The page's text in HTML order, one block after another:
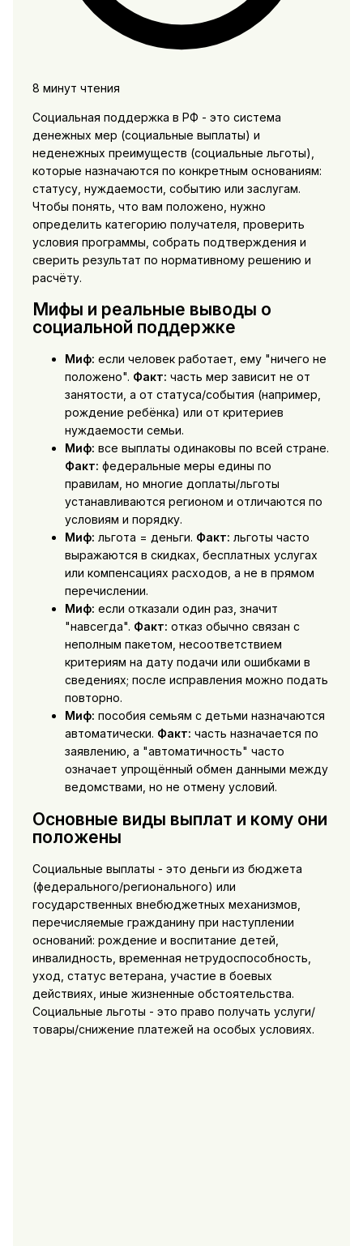
8 минут чтения
Социальная поддержка в РФ - это система
денежных мер (социальные выплаты) и
неденежных преимуществ (социальные льготы),
которые назначаются по конкретным основаниям:
статусу, нуждаемости, событию или заслугам.
Чтобы понять, что вам положено, нужно
определить категорию получателя, проверить
условия программы, собрать подтверждения и
сверить результат по нормативному решению и
расчёту.
Мифы и реальные выводы о
социальной поддержке
Миф: если человек работает, ему "ничего не
положено". Факт: часть мер зависит не от
занятости, а от статуса/события (например,
рождение ребёнка) или от критериев
нуждаемости семьи.
Миф: все выплаты одинаковы по всей стране.
Факт: федеральные меры едины по
правилам, но многие доплаты/льготы
устанавливаются регионом и отличаются по
условиям и порядку.
Миф: льгота = деньги. Факт: льготы часто
выражаются в скидках, бесплатных услугах
или компенсациях расходов, а не в прямом
перечислении.
Миф: если отказали один раз, значит
"навсегда". Факт: отказ обычно связан с
неполным пакетом, несоответствием
критериям на дату подачи или ошибками в
сведениях; после исправления можно подать
повторно.
Миф: пособия семьям с детьми назначаются
автоматически. Факт: часть назначается по
заявлению, а "автоматичность" часто
означает упрощённый обмен данными между
ведомствами, но не отмену условий.
Основные виды выплат и кому они
положены
Социальные выплаты - это деньги из бюджета
(федерального/регионального) или
государственных внебюджетных механизмов,
перечисляемые гражданину при наступлении
оснований: рождение и воспитание детей,
инвалидность, временная нетрудоспособность,
уход, статус ветерана, участие в боевых
действиях, иные жизненные обстоятельства.
Социальные льготы - это право получать услуги/
товары/снижение платежей на особых условиях.